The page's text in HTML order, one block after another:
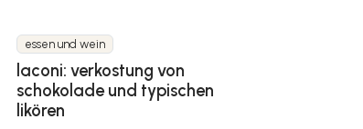
essen und wein
laconi: verkostung von
schokolade und typischen
likören